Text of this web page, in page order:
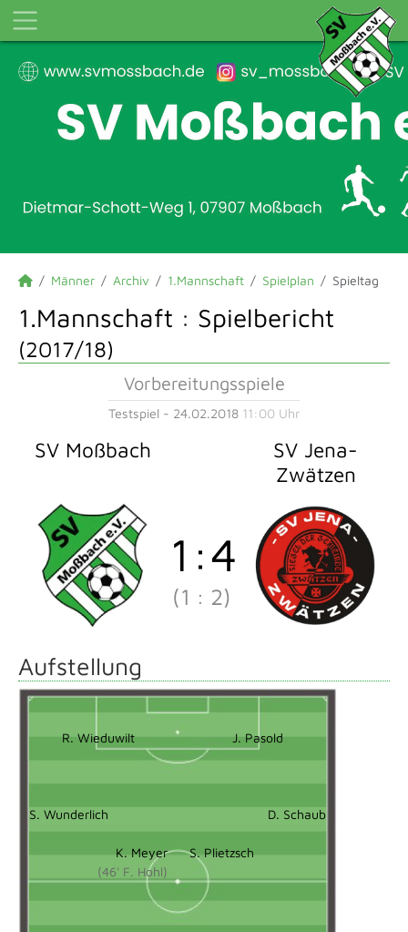
Männer Archiv 1.Mannschaft Spielplan Spieltag
1.Mannschaft : Spielbericht
(2017/18)
Vorbereitungsspiele
Testspiel - 24.02.2018 11:00 Uhr
SV Moßbach
SV Jena-
Zwätzen
1 :4
(1 : 2)
Aufstellung
R. Wieduwilt J. Pasold
S. Wunderlich D. Schaub
K. Meyer
(46' F. Hohl)
S. Plietzsch